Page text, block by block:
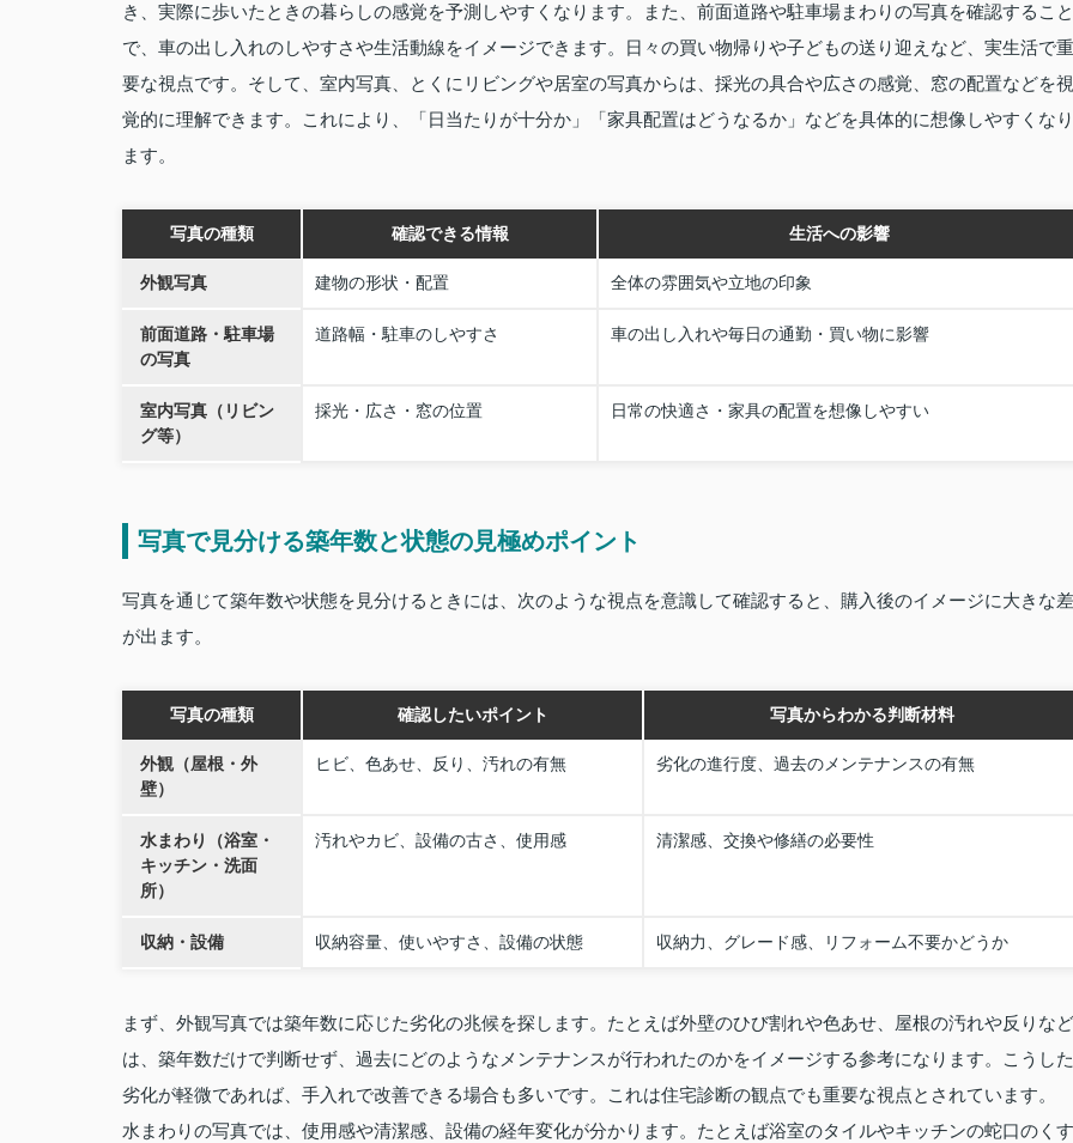
き、実際に歩いたときの暮らしの感覚を予測しやすくなります。また、前面道路や駐車場まわりの写真を確認すること
で、車の出し入れのしやすさや生活動線をイメージできます。日々の買い物帰りや子どもの送り迎えなど、実生活で重
要な視点です。そして、室内写真、とくにリビングや居室の写真からは、採光の具合や広さの感覚、窓の配置などを視
覚的に理解できます。これにより、「日当たりが十分か」「家具配置はどうなるか」などを具体的に想像しやすくなり
ます。
写真の種類 確認できる情報 生活への影響
外観写真 建物の形状・配置 全体の雰囲気や立地の印象
前面道路・駐車場
の写真
道路幅・駐車のしやすさ 車の出し入れや毎日の通勤・買い物に影響
室内写真（リビン
グ等）
採光・広さ・窓の位置 日常の快適さ・家具の配置を想像しやすい
写真で見分ける築年数と状態の見極めポイント
写真を通じて築年数や状態を見分けるときには、次のような視点を意識して確認すると、購入後のイメージに大きな差
が出ます。
写真の種類 確認したいポイント 写真からわかる判断材料
外観（屋根・外
壁）
ヒビ、色あせ、反り、汚れの有無 劣化の進行度、過去のメンテナンスの有無
水まわり（浴室・
キッチン・洗面
所）
汚れやカビ、設備の古さ、使用感 清潔感、交換や修繕の必要性
収納・設備 収納容量、使いやすさ、設備の状態 収納力、グレード感、リフォーム不要かどうか
まず、外観写真では築年数に応じた劣化の兆候を探します。たとえば外壁のひび割れや色あせ、屋根の汚れや反りなど
は、築年数だけで判断せず、過去にどのようなメンテナンスが行われたのかをイメージする参考になります。こうした
劣化が軽微であれば、手入れで改善できる場合も多いです。これは住宅診断の観点でも重要な視点とされています。
水まわりの写真では、使用感や清潔感、設備の経年変化が分かります。たとえば浴室のタイルやキッチンの蛇口のくす